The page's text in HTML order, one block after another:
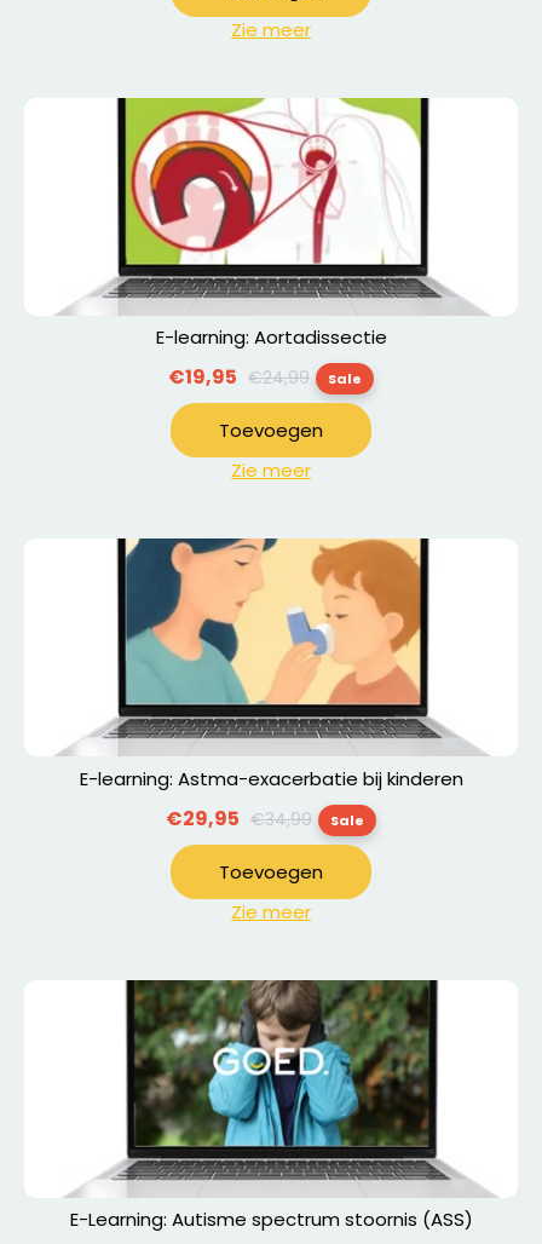
Zie meer
E-learning: Aortadissectie
€19,95 Normale
prijs
€24,99 Sale
Toevoegen
Zie meer
E-learning: Astma-exacerbatie bij kinderen
€29,95 Normale
prijs
€34,99 Sale
Toevoegen
Zie meer
E-Learning: Autisme spectrum stoornis (ASS)